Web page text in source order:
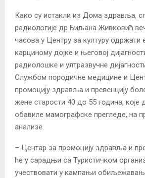
Како су истакли из Дома здравља,
радиологије др Биљана Живковић
часова у Центру за културу одржати
карциному дојке и његовој
радиолошке и ултразвучне
Службом породичне медицине и
промоцију здравља и превенцију
жене старости 40 до 55 година, које
обавиле мамографске прегледе, на
анализе.
– Центар за промоцију здравља и
ће у сарадњи са Туристичком
учествовати у кампањи